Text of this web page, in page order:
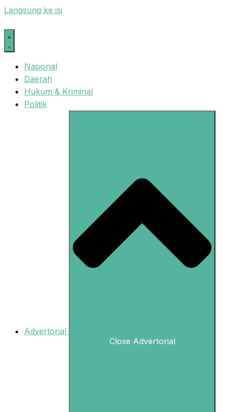
Langsung ke isi
Nasional
Daerah
Hukum & Kriminal
Politik
Advertorial
Close Advertorial